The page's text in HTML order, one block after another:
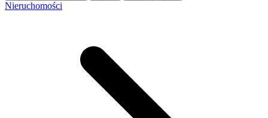
Nieruchomości